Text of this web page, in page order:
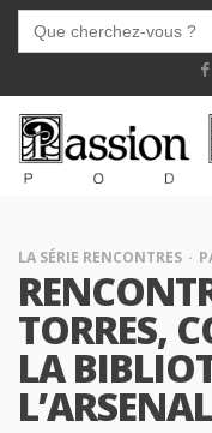
SEARCH
FOR:
LA SÉRIE RENCONTRES
TORRES,
LA
L’ARSENAL